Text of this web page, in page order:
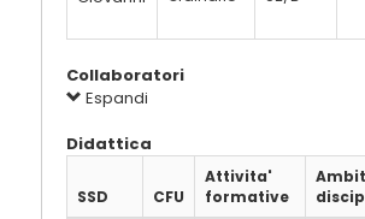
Collaboratori
Espandi
Didattica
SSD CFU
Attivita'
formative